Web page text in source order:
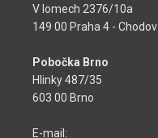
V lomech 2376/10a
149 00 Praha 4 - Chodov
Pobočka Brno
Hlinky 487/35
603 00 Brno
E-mail: